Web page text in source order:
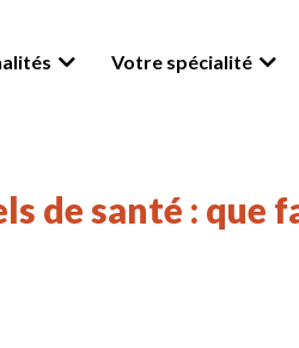
Votre spécialité
de santé : que